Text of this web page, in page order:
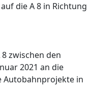
die A 8 in Richtung
zwischen den
2021 an die
Autobahnprojekte in